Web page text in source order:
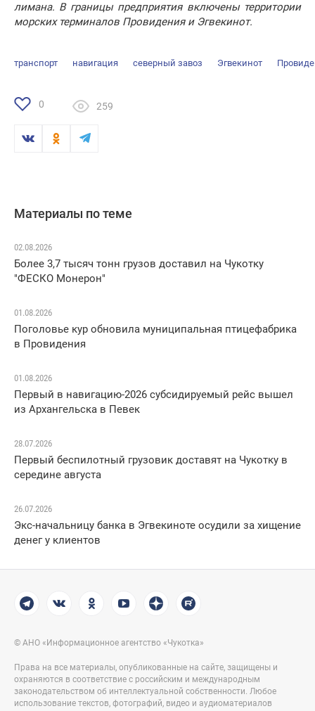
лимана. В границы предприятия включены территории
морских терминалов Провидения и Эгвекинот.
транспорт навигация северный завоз Эгвекинот
0 259
Материалы по теме
02.08.2026
Более 3,7 тысяч тонн грузов доставил на Чукотку
"ФЕСКО Монерон"
01.08.2026
Поголовье кур обновила муниципальная птицефабрика
в Провидения
01.08.2026
Первый в навигацию-2026 субсидируемый рейс вышел
из Архангельска в Певек
28.07.2026
Первый беспилотный грузовик доставят на Чукотку в
середине августа
26.07.2026
Экс-начальницу банка в Эгвекиноте осудили за хищение
денег у клиентов
© АНО «Информационное агентство «Чукотка»
Права на все материалы, опубликованные на сайте, защищены и
охраняются в соответствие с российским и международным
законодательством об интеллектуальной собственности. Любое
использование текстов, фотографий, видео и аудиоматериалов